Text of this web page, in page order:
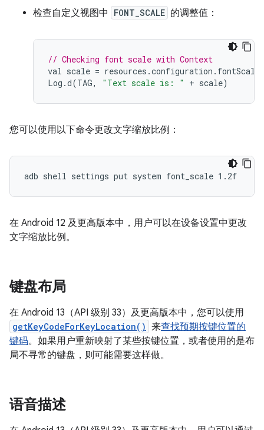
检查自定义视图中
FONT_SCALE 的调整值：
// Checking font scale with Context
val scale = resources .configuration . fontScale
Log .d(TAG, "Text scale is: " + scale)
您可以使用以下命令更改文字缩放比例：
在 Android 12 及更高版本中，用户可以在设备设置中更改
文字缩放比例。
键盘布局
在 Android 13（API 级别 33）及更高版本中，您可以使用
getKeyCodeForKeyLocation() 来查找预期按键位置的
键码。如果用户重新映射了某些按键位置，或者使用的是布
局不寻常的键盘，则可能需要这样做。
语音描述